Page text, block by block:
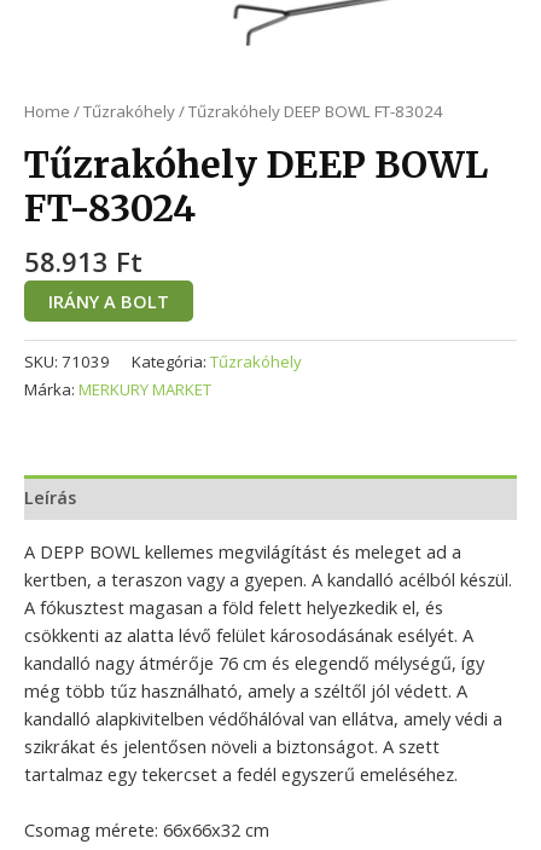
Home /Tűzrakóhely/ Tűzrakóhely DEEP BOWL FT-83024
Tűzrakóhely DEEP BOWL
FT-83024
58.913 Ft
IRÁNY A BOLT
SKU: 71039 Kategória: Tűzrakóhely
Márka: MERKURY MARKET
Leírás
A DEPP BOWL kellemes megvilágítást és meleget ad a
kertben, a teraszon vagy a gyepen. A kandalló acélból készül.
A fókusztest magasan a föld felett helyezkedik el, és
csökkenti az alatta lévő felület károsodásának esélyét. A
kandalló nagy átmérője 76 cm és elegendő mélységű, így
még több tűz használható, amely a széltől jól védett. A
kandalló alapkivitelben védőhálóval van ellátva, amely védi a
szikrákat és jelentősen növeli a biztonságot. A szett
tartalmaz egy tekercset a fedél egyszerű emeléséhez.
Csomag mérete: 66x66x32 cm